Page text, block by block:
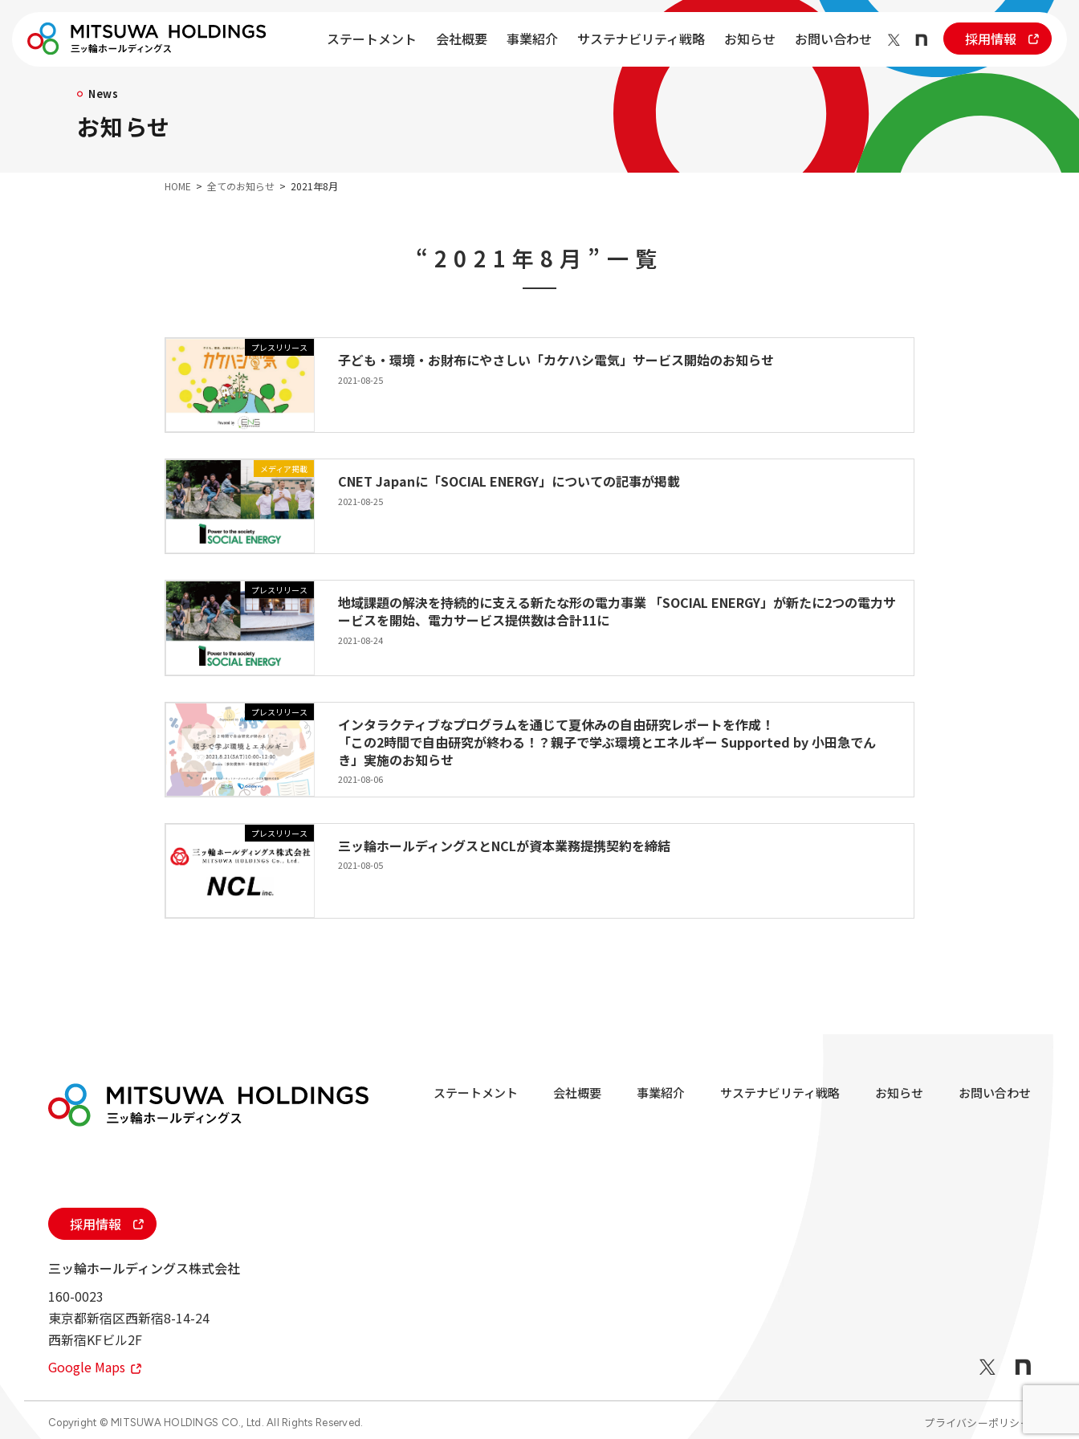
ステートメント 会社概要 事業紹介 サステナビリティ戦略 お知らせ お問い合わせ 採用情報
News
お知らせ
HOME 全てのお知らせ 2021年8月
“2021年8月”一覧
プレスリリース
子ども・環境・お財布にやさしい「カケハシ電気」サービス開始のお知らせ
2021-08-25
メディア掲載
CNET Japanに「SOCIAL ENERGY」についての記事が掲載
2021-08-25
プレスリリース
地域課題の解決を持続的に支える新たな形の電力事業 「SOCIAL ENERGY」が新たに2つの電力サ
ービスを開始、電力サービス提供数は合計11に
2021-08-24
プレスリリース
インタラクティブなプログラムを通じて夏休みの自由研究レポートを作成！
「この2時間で自由研究が終わる！？親子で学ぶ環境とエネルギー Supported by 小田急でん
き」実施のお知らせ
2021-08-06
プレスリリース
三ッ輪ホールディングスとNCLが資本業務提携契約を締結
2021-08-05
ステートメント 会社概要 事業紹介 サステナビリティ戦略 お知らせ お問い合わせ
採用情報
三ッ輪ホールディングス株式会社
160-0023
東京都新宿区西新宿8-14-24
西新宿KFビル2F
Google Maps
Copyright © MITSUWA HOLDINGS CO., Ltd. All Rights Reserved. プライバシーポリシー